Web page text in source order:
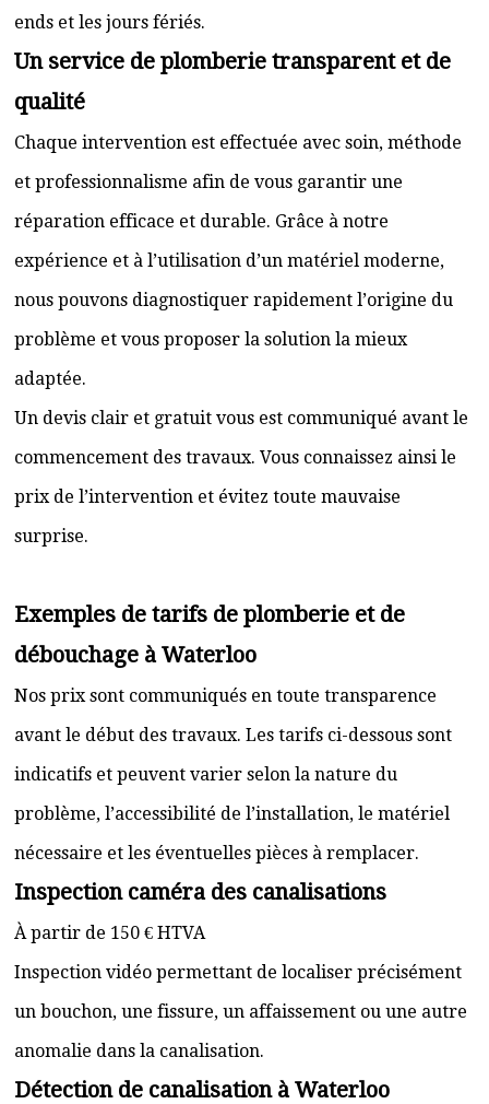
ends et les jours fériés.
Un service de plomberie transparent et de
qualité
Chaque intervention est effectuée avec soin, méthode
et professionnalisme afin de vous garantir une
réparation efficace et durable. Grâce à notre
expérience et à l’utilisation d’un matériel moderne,
nous pouvons diagnostiquer rapidement l’origine du
problème et vous proposer la solution la mieux
adaptée.
Un devis clair et gratuit vous est communiqué avant le
commencement des travaux. Vous connaissez ainsi le
prix de l’intervention et évitez toute mauvaise
surprise.
Exemples de tarifs de plomberie et de
débouchage à Waterloo
Nos prix sont communiqués en toute transparence
avant le début des travaux. Les tarifs ci-dessous sont
indicatifs et peuvent varier selon la nature du
problème, l’accessibilité de l’installation, le matériel
nécessaire et les éventuelles pièces à remplacer.
Inspection caméra des canalisations
À partir de 150 € HTVA
Inspection vidéo permettant de localiser précisément
un bouchon, une fissure, un affaissement ou une autre
anomalie dans la canalisation.
Détection de canalisation à Waterloo